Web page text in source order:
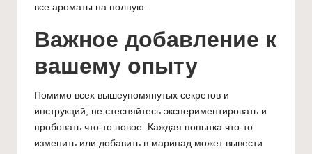
все ароматы на полную.
Важное добавление к
вашему опыту
Помимо всех вышеупомянутых секретов и
инструкций, не стесняйтесь экспериментировать и
пробовать что-то новое. Каждая попытка что-то
изменить или добавить в маринад может вывести